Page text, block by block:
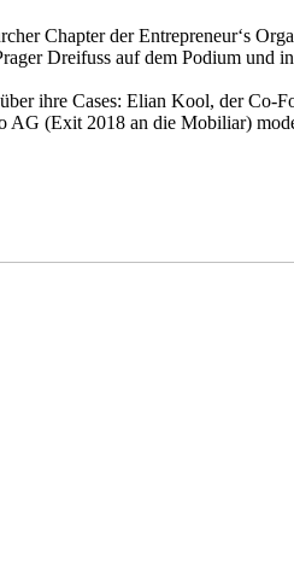
Chapter der Entrepreneur‘s
Dreifuss auf dem Podium und
ihre Cases: Elian Kool, der
AG (Exit 2018 an die Mobiliar)